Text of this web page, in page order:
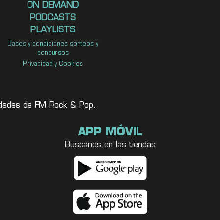
ON DEMAND
PODCASTS
PLAYLISTS
Bases y condiciones sorteos y
concursos
Privacidad y Cookies
de FM Rock & Pop.
APP MÓVIL
Buscanos en las tiendas